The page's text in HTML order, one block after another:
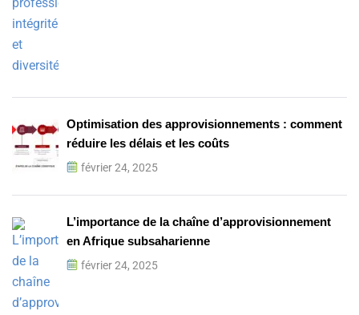
Optimisation des approvisionnements : comment
réduire les délais et les coûts
février 24, 2025
L’importance de la chaîne d’approvisionnement
en Afrique subsaharienne
février 24, 2025